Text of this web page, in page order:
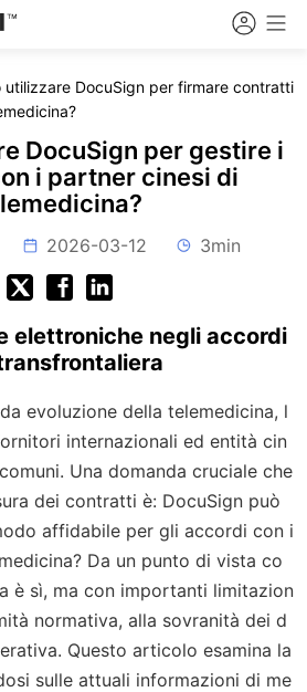
utilizzare DocuSign per firmare contratti
DocuSign per gestire i
i partner cinesi di
2026-03-12 3min
elettroniche negli accordi
evoluzione della telemedicina, l
internazionali ed entità cin
Una domanda cruciale che
dei contratti è: DocuSign può
affidabile per gli accordi con i
Da un punto di vista co
è sì, ma con importanti limitazion
normativa, alla sovranità dei d
Questo articolo esamina la
sulle attuali informazioni di me